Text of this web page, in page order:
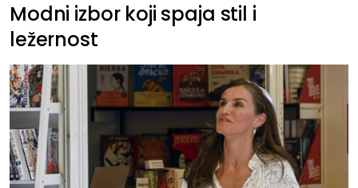
Modni izbor koji spaja stil i
ležernost